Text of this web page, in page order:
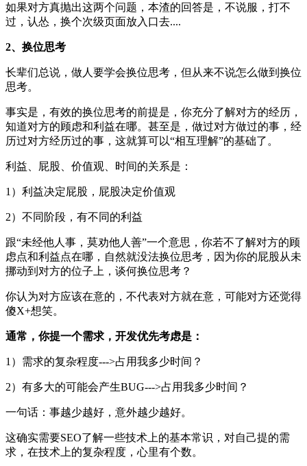
如果对方真抛出这两个问题，本渣的回答是，不说服，打不
过，认怂，换个次级页面放入口去....
2、换位思考
长辈们总说，做人要学会换位思考，但从来不说怎么做到换位
思考。
事实是，有效的换位思考的前提是，你充分了解对方的经历，
知道对方的顾虑和利益在哪。甚至是，做过对方做过的事，经
历过对方经历过的事，这就算可以“相互理解”的基础了。
利益、屁股、价值观、时间的关系是：
1）利益决定屁股，屁股决定价值观
2）不同阶段，有不同的利益
跟“未经他人事，莫劝他人善”一个意思，你若不了解对方的顾
虑点和利益点在哪，自然就没法换位思考，因为你的屁股从未
挪动到对方的位子上，谈何换位思考？
你认为对方应该在意的，不代表对方就在意，可能对方还觉得
傻X+想笑。
通常，你提一个需求，开发优先考虑是：
1）需求的复杂程度--->占用我多少时间？
2）有多大的可能会产生BUG--->占用我多少时间？
一句话：事越少越好，意外越少越好。
这确实需要SEO了解一些技术上的基本常识，对自己提的需
求，在技术上的复杂程度，心里有个数。